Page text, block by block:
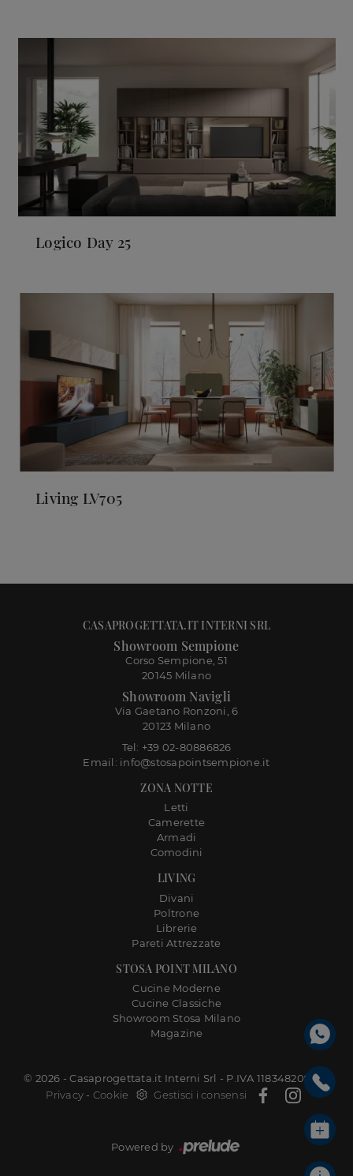
Logico Day 25
Living LV705
STOSA POINT MILANO
Cucine Moderne
Cucine Classiche
Showroom Stosa Milano
Magazine
LIVING
Divani
Poltrone
Librerie
Pareti Attrezzate
ZONA NOTTE
Letti
Camerette
Armadi
Comodini
CASAPROGETTATA.IT INTERNI SRL
Showroom Sempione
Corso Sempione, 51
20145 Milano
Showroom Navigli
Via Gaetano Ronzoni, 6
20123 Milano
Tel: +39 02-80886826
Email: info@stosapointsempione.it
© 2026 - Casaprogettata.it Interni Srl - P.IVA 11834820968 |
Privacy - Cookie Gestisci i consensi
Powered by